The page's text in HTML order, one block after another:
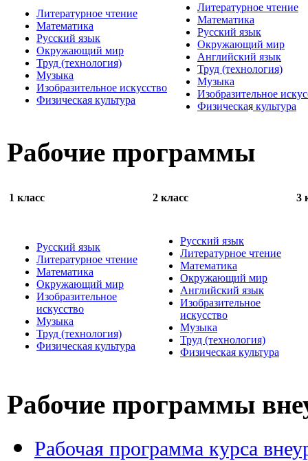
Литературное чтение
Математика
Русский язык
Окружающий мир
Труд (технология)
Музыка
Изобразительное искусство
Физическая культура
Литературное чтение
Математика
Русский язык
Окружающий мир
Английский язык
Труд (технология)
Музыка
Изобразительное
Физическая культура
Рабочие программы
1 класс 2 класс 3
Русский язык
Литературное чтение
Математика
Окружающий мир
Изобразительное
искусство
Музыка
Труд (технология)
Физическая культура
Русский язык
Литературное чтение
Математика
Окружающий мир
Английский язык
Изобразительное
искусство
Музыка
Труд (технология)
Физическая культура
Рабочие программы
Рабочая программа курса